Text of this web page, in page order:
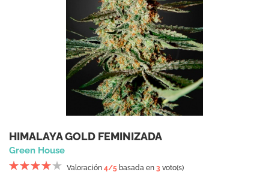
HIMALAYA GOLD FEMINIZADA
Green House
Valoración 4/5 basada en 3 voto(s)